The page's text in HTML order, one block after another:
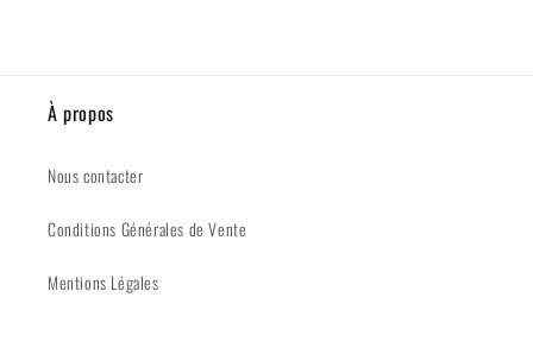
À propos
Nous contacter
Conditions Générales de Vente
Mentions Légales